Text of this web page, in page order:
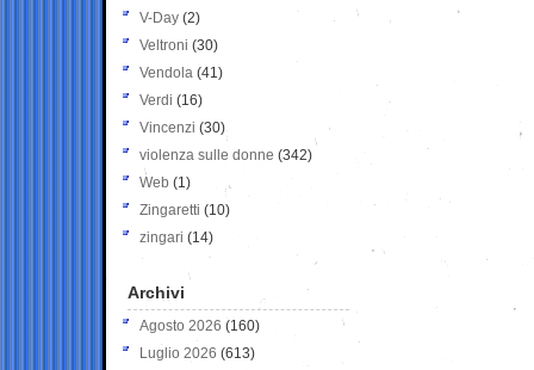
V-Day (2)
Veltroni (30)
Vendola (41)
Verdi (16)
Vincenzi (30)
violenza sulle donne (342)
Web (1)
Zingaretti (10)
zingari (14)
Archivi
Agosto 2026 (160)
Luglio 2026 (613)